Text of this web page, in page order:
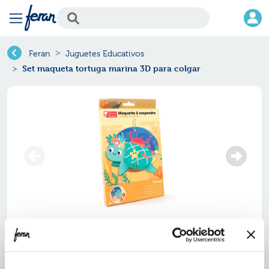
Feran Juguetes Educativos
Set maqueta tortuga marina 3D para colgar